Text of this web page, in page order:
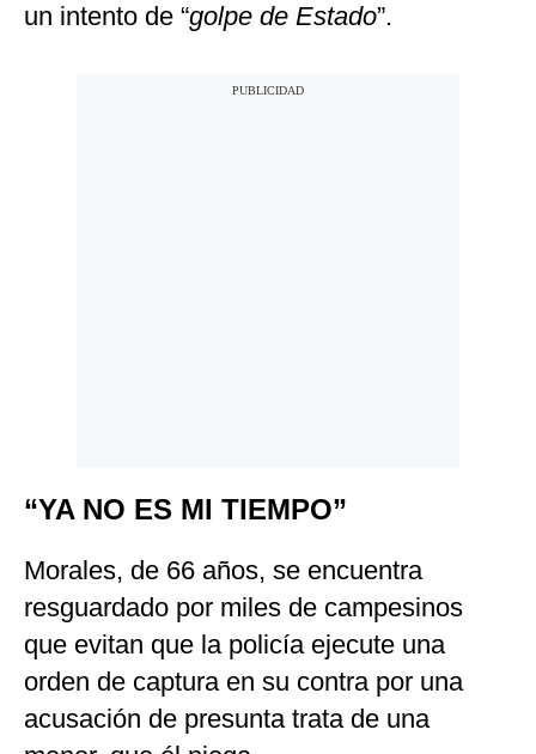
un intento de “golpe de Estado”.
“YA NO ES MI TIEMPO”
Morales, de 66 años, se encuentra
resguardado por miles de campesinos
que evitan que la policía ejecute una
orden de captura en su contra por una
acusación de presunta trata de una